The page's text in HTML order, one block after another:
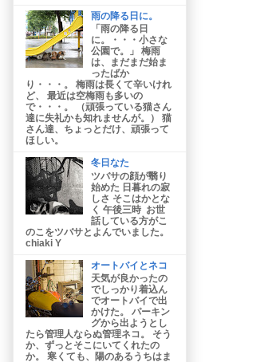
雨の降る日に。
「雨の降る日
に。・・・小さな
公園で。」 梅雨
は、まだまだ始ま
ったばか
り・・・。 梅雨は長くて辛いけれ
ど、 最近は空梅雨も多いの
で・・・。 （頑張っている猫さん
達に失礼かも知れませんが。） 猫
さん達、ちょっとだけ、頑張って
ほしい。
冬日なた
ツバサの顔が翳り
始めた 日暮れの寂
しさ そこはかとな
く 午後三時 お世
話している方がこ
のこをツバサとよんでいました。
chiaki Y
オートバイとネコ
天気が良かったの
でしっかり着込ん
でオートバイで出
かけた。 パーキン
グから出ようとし
たら管理人ならぬ管理ネコ。 そう
か、ずっとそこにいてくれたの
か。 寒くても、陽のあるうちはま